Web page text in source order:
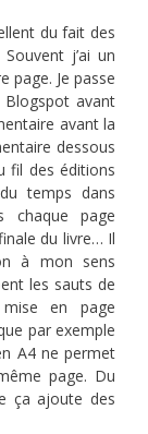
du fait des
j’ai un
page. Je passe
avant
avant la
dessous
fil des éditions
temps dans
chaque page
du livre… Il
à mon sens
les sauts de
en page
par exemple
A4 ne permet
page. Du
ça ajoute des